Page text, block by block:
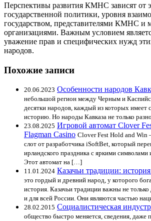
Перспективы развития КМНС зависят от
государственной политики, уровня
государством, представителями КМНС и
организациями. Важным условием
уважение прав и специфических нужд
народов.
Похожие записи
20.06.2023 Особенности народов
небольшой регион между Черным и
десятки народов, каждый из которых имеет
историю. Но народы Кавказа не только
23.08.2025 Игровой автомат Clover
Flagman Casino Clover Fest Hold and
слот от разработчика iSoftBet, который
ирландского праздника с яркими
Этот автомат на […]
11.01.2024 Казачьи традиции:
это гордый и древний народ, у которого
история. Казачьи традиции важны не только
и для всей России. Они являются частью
28.02.2015 Социалистическая
общество быстро меняется, сведения, даже